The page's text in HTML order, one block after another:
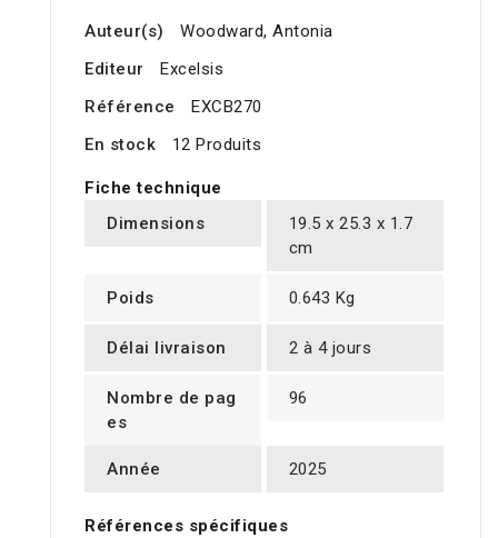
Auteur(s)
Woodward, Antonia
Editeur
Excelsis
Référence
EXCB270
En stock
12 Produits
Fiche technique
Dimensions
19.5 x 25.3 x 1.7
cm
Poids 0.643 Kg
Délai livraison 2 à 4 jours
Nombre de pag
es
96
Année 2025
Références spécifiques